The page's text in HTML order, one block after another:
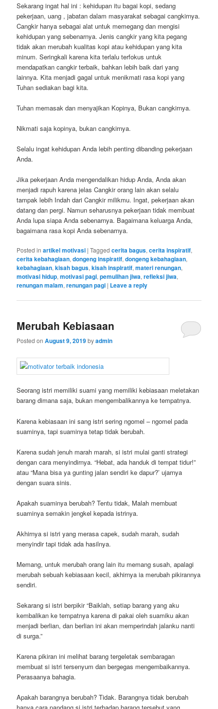
Sekarang ingat hal ini : kehidupan itu bagai kopi, sedang
pekerjaan, uang , jabatan dalam masyarakat sebagai cangkirnya.
Cangkir hanya sebagai alat untuk memegang dan mengisi
kehidupan yang sebenarnya. Jenis cangkir yang kita pegang
tidak akan merubah kualitas kopi atau kehidupan yang kita
minum. Seringkali karena kita terlalu terfokus untuk
mendapatkan cangkir terbaik, bahkan lebih baik dari yang
lainnya. Kita menjadi gagal untuk menikmati rasa kopi yang
Tuhan sediakan bagi kita.
Tuhan memasak dan menyajikan Kopinya, Bukan cangkirnya.
Nikmati saja kopinya, bukan cangkirnya.
Selalu ingat kehidupan Anda lebih penting dibanding pekerjaan
Anda.
Jika pekerjaan Anda mengendalikan hidup Anda, Anda akan
menjadi rapuh karena jelas Cangkir orang lain akan selalu
tampak lebih Indah dari Cangkir milikmu. Ingat, pekerjaan akan
datang dan pergi. Namun seharusnya pekerjaan tidak membuat
Anda lupa siapa Anda sebenarnya. Bagaimana keluarga Anda,
bagaimana rasa kopi Anda sebenarnya.
Posted in artikel motivasi |Tagged cerita bagus,cerita inspiratif,
cerita kebahagiaan,dongeng inspiratif,dongeng kebahagiaan,
kebahagiaan,kisah bagus,kisah inspiratif,materi renungan,
motivasi hidup,motivasi pagi,pemulihan jiwa,refleksi jiwa,
renungan malam,renungan pagi | Leave a reply
Merubah Kebiasaan
Posted onAugust 9, 2019byadmin
Seorang istri memiliki suami yang memiliki kebiasaan meletakan
barang dimana saja, bukan mengembalikannya ke tempatnya.
Karena kebiasaan ini sang istri sering ngomel – ngomel pada
suaminya, tapi suaminya tetap tidak berubah.
Karena sudah jenuh marah marah, si istri mulai ganti strategi
dengan cara menyindirnya. “Hebat, ada handuk di tempat tidur!”
atau “Mana bisa ya gunting jalan sendiri ke dapur?’ ujarnya
dengan suara sinis.
Apakah suaminya berubah? Tentu tidak, Malah membuat
suaminya semakin jengkel kepada istrinya.
Akhirnya si istri yang merasa capek, sudah marah, sudah
menyindir tapi tidak ada hasilnya.
Memang, untuk merubah orang lain itu memang susah, apalagi
merubah sebuah kebiasaan kecil, akhirnya ia merubah pikirannya
sendiri.
Sekarang si istri berpikir “Baiklah, setiap barang yang aku
kembalikan ke tempatnya karena di pakai oleh suamiku akan
menjadi berlian, dan berlian ini akan memperindah jalanku nanti
di surga.”
Karena pikiran ini melihat barang tergeletak sembaragan
membuat si istri tersenyum dan bergegas mengembaikannya.
Perasaanya bahagia.
Apakah barangnya berubah? Tidak. Barangnya tidak berubah